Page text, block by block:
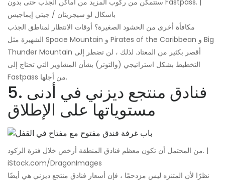
ستتمكن من ركوب المزيد من أماكن الجذب حتى بدون Fastpass. |
باسكال لو سيجريتان / جيتي إيماجيس
مكافأة أخرى من الحشود الصغيرة؟ أوقات الانتظار لمناطق الجذب
الشهيرة مثل Space Mountain و Pirates of the Caribbean و Big
Thunder Mountain أقصر بكثير من المعتاد. لذلك ، لن تضطر إلى
التخطيط بشكل استراتيجي (والتوتر) بشأن المشاوير التي تحتاج إلى
Fastpass من أجلها.
5. فنادق منتجع ديزني في أدنى
مستوياتها على الإطلاق
من المحتمل أن تكون معظم فنادق المنطقة أرخص خلال فترة الركود. |
iStock.com/DragonImages
نظرًا لأن المتنزه ليس مزدحمًا ، فإن أسعار فنادق منتجع ديزني هي أيضًا